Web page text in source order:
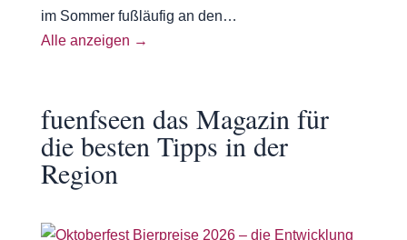
im Sommer fußläufig an den…
Alle anzeigen →
fuenfseen das Magazin für
die besten Tipps in der
Region